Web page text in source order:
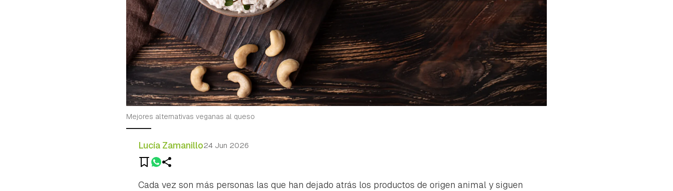
Mejores alternativas veganas al queso
Lucía Zamanillo24 Jun 2026
Cada vez son más personas las que han dejado atrás los productos de origen animal y siguen